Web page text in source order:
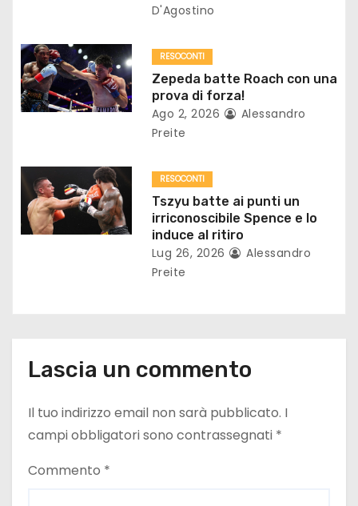
r
t
i
o
l
i
D'Agostino
RESOCONTI
Zepeda batte Roach con una
prova di forza!
Ago 2, 2026
Alessandro
Preite
RESOCONTI
Tszyu batte ai punti un
irriconoscibile Spence e lo
induce al ritiro
Lug 26, 2026
Alessandro
Preite
Lascia un commento
Il tuo indirizzo email non sarà pubblicato. I
campi obbligatori sono contrassegnati *
Commento *